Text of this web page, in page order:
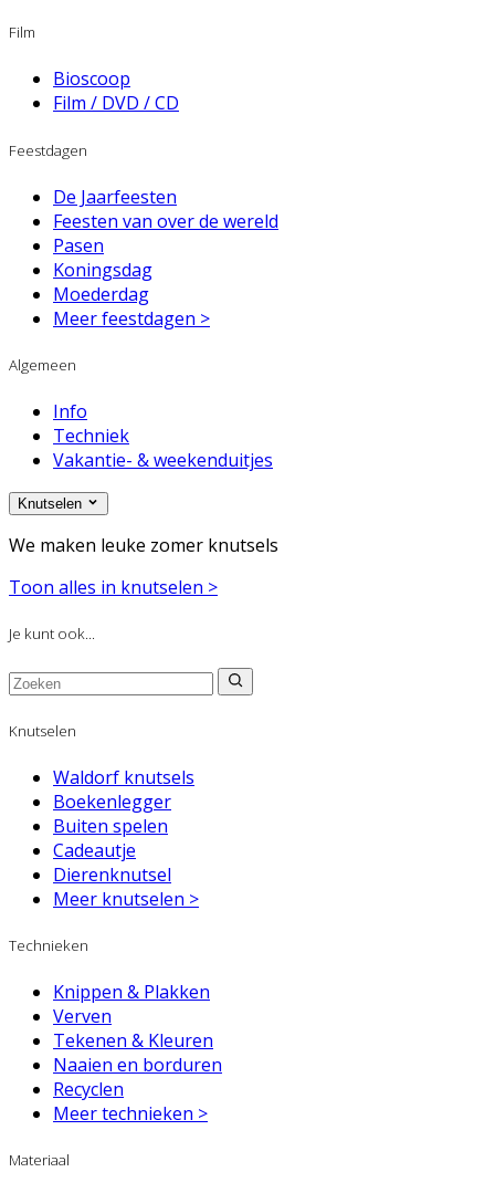
Film
Bioscoop
Film / DVD / CD
Feestdagen
De Jaarfeesten
Feesten van over de wereld
Pasen
Koningsdag
Moederdag
Meer feestdagen >
Algemeen
Info
Techniek
Vakantie- & weekenduitjes
Knutselen
We maken leuke zomer knutsels
Toon alles in knutselen >
Je kunt ook...
Knutselen
Waldorf knutsels
Boekenlegger
Buiten spelen
Cadeautje
Dierenknutsel
Meer knutselen >
Technieken
Knippen & Plakken
Verven
Tekenen & Kleuren
Naaien en borduren
Recyclen
Meer technieken >
Materiaal